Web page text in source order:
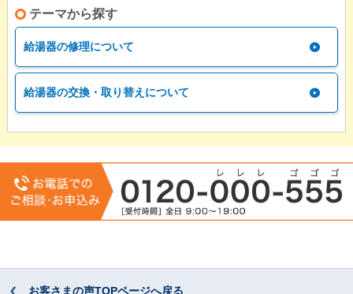
テーマから探す
給湯器の修理について
給湯器の交換・取り替えについて
お客さまの声TOPページへ戻る